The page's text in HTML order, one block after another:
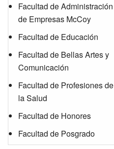
Facultad de Administración
de Empresas McCoy
Facultad de Educación
Facultad de Bellas Artes y
Comunicación
Facultad de Profesiones de
la Salud
Facultad de Honores
Facultad de Posgrado